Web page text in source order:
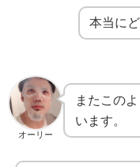
本当に
オーリー
またこの
います。